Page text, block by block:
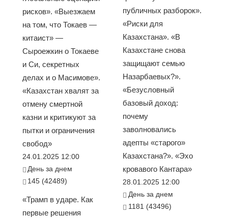
рисков». «Выезжаем
на том, что Токаев —
китаист» —
Сыроежкин о Токаеве
и Си, секретных
делах и о Масимове».
«Казахстан хвалят за
отмену смертной
казни и критикуют за
пытки и ограничения
свобод»
24.01.2025 12:00
День за днем
145 (42489)
«Трамп в ударе. Как
первые решения
публичных разборок».
«Риски для
Казахстана». «В
Казахстане снова
защищают семью
Назарбаевых?».
«Безусловный
базовый доход:
почему
заволновались
адепты «старого»
Казахстана?». «Эхо
кровавого Кантара»
28.01.2025 12:00
День за днем
1181 (43496)